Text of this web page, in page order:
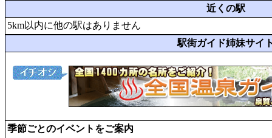
近くの駅
5km以内に他の駅はありません
駅街ガイド姉妹サイ
季節ごとのイベントをご案内